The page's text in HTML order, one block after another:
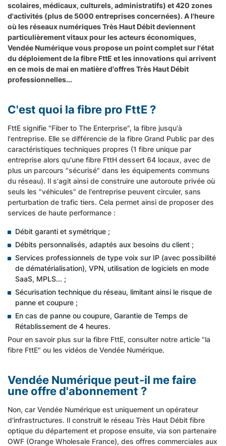
scolaires, médicaux, culturels, administratifs) et 420 zones
d'activités (plus de 5000 entreprises concernées). A l'heure
où les réseaux numériques Très Haut Débit deviennent
particulièrement vitaux pour les acteurs économiques,
Vendée Numérique vous propose un point complet sur l'état
du déploiement de la fibre FttE et les innovations qui arrivent
en ce mois de mai en matière d'offres Très Haut Débit
professionnelles...
C'est quoi la fibre pro FttE ?
FttE signifie "Fiber to The Enterprise", la fibre jusqu'à
l'entreprise. Elle se différencie de la fibre Grand Public par des
caractéristiques techniques propres (1 fibre unique par
entreprise alors qu'une fibre FttH dessert 64 locaux, avec de
plus un parcours "sécurisé" dans les équipements communs
du réseau). Il s'agit ainsi de construire une autoroute privée où
seuls les "véhicules" de l'entreprise peuvent circuler, sans
perturbation de trafic tiers. Cela permet ainsi de proposer des
services de haute performance :
Débit garanti et symétrique ;
Débits personnalisés, adaptés aux besoins du client ;
Services professionnels de type voix sur IP (avec possibilité
de dématérialisation), VPN, utilisation de logiciels en mode
SaaS, MPLS... ;
Sécurisation technique du réseau, limitant ainsi le risque de
panne et coupure ;
En cas de panne ou coupure, Garantie de Temps de
Rétablissement de 4 heures.
Pour en savoir plus sur la fibre FttE, consulter notre article "la
fibre FttE" ou les vidéos de Vendée Numérique.
Vendée Numérique peut-il me faire
une offre d'abonnement ?
Non, car Vendée Numérique est uniquement un opérateur
d'infrastructures. Il construit le réseau Très Haut Débit fibre
optique du département et propose ensuite, via son partenaire
OWF (Orange Wholesale France), des offres commerciales aux